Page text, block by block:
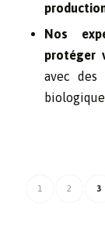
Nos
protéger
avec des
1 2 3